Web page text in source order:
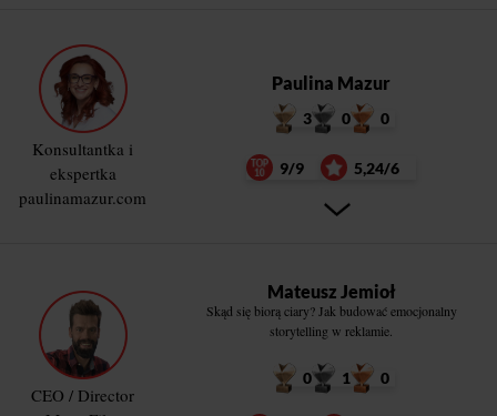
Konsultantka i
ekspertka
paulinamazur.com
Paulina Mazur
3 0 0
9/9 5,24/6
CEO / Director
Mateusz Jemioł
Skąd się biorą ciary? Jak budować emocjonalny
storytelling w reklamie.
0 1 0